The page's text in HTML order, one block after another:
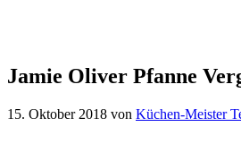
Jamie Oliver Pfanne
15. Oktober 2018 von Küchen-Meister